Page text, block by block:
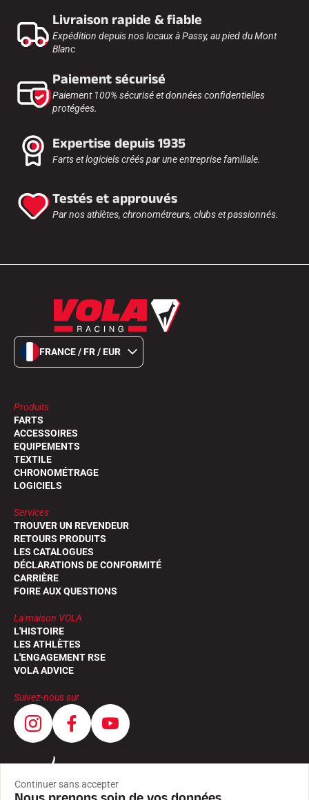
Livraison rapide & fiable
Expédition depuis nos locaux à Passy, au pied du Mont
Blanc
Paiement sécurisé
Paiement 100% sécurisé et données confidentielles
protégées.
Expertise depuis 1935
Farts et logiciels créés par une entreprise familiale.
Testés et approuvés
Par nos athlètes, chronométreurs, clubs et passionnés.
FRANCE / FR / EUR
Produits
FARTS
ACCESSOIRES
EQUIPEMENTS
TEXTILE
CHRONOMÉTRAGE
LOGICIELS
Services
TROUVER UN REVENDEUR
RETOURS PRODUITS
LES CATALOGUES
DÉCLARATIONS DE CONFORMITÉ
CARRIÈRE
FOIRE AUX QUESTIONS
La maison VOLA
L'HISTOIRE
LES ATHLÈTES
L'ENGAGEMENT RSE
VOLA ADVICE
Suivez-nous sur
Continuer sans accepter